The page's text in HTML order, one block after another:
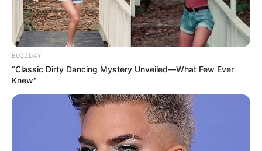
BUZZDAY
“Classic Dirty Dancing Mystery Unveiled—What Few Ever
Knew"